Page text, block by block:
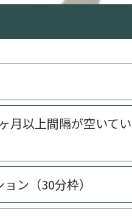
月以上間隔が空いて
ン（30分枠）